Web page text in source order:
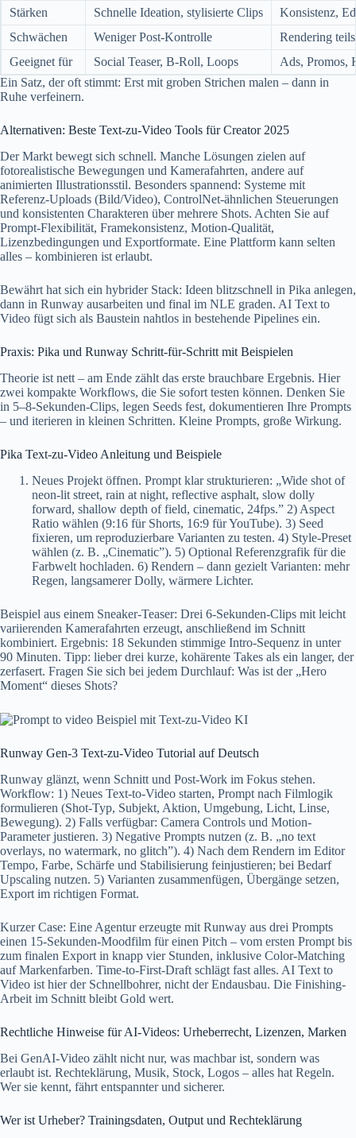
Stärken Schnelle Ideation, stylisierte Clips
Konsistenz,
Schwächen
Weniger Post-Kontrolle
Rendering
Geeignet für
Social Teaser, B-Roll, Loops
Ads, Promos,
Ein Satz, der oft stimmt: Erst mit groben Strichen malen – dann in
Ruhe verfeinern.
Alternativen: Beste Text-zu-Video Tools für Creator 2025
Der Markt bewegt sich schnell. Manche Lösungen zielen auf
fotorealistische Bewegungen und Kamerafahrten, andere auf
animierten Illustrationsstil. Besonders spannend: Systeme mit
Referenz-Uploads (Bild/Video), ControlNet-ähnlichen Steuerungen
und konsistenten Charakteren über mehrere Shots. Achten Sie auf
Prompt-Flexibilität, Framekonsistenz, Motion-Qualität,
Lizenzbedingungen und Exportformate. Eine Plattform kann selten
alles – kombinieren ist erlaubt.
Bewährt hat sich ein hybrider Stack: Ideen blitzschnell in Pika anlegen,
dann in Runway ausarbeiten und final im NLE graden. AI Text to
Video fügt sich als Baustein nahtlos in bestehende Pipelines ein.
Praxis: Pika und Runway Schritt-für-Schritt mit Beispielen
Theorie ist nett – am Ende zählt das erste brauchbare Ergebnis. Hier
zwei kompakte Workflows, die Sie sofort testen können. Denken Sie
in 5–8-Sekunden-Clips, legen Seeds fest, dokumentieren Ihre Prompts
– und iterieren in kleinen Schritten. Kleine Prompts, große Wirkung.
Pika Text-zu-Video Anleitung und Beispiele
Neues Projekt öffnen. Prompt klar strukturieren: „Wide shot of
neon-lit street, rain at night, reflective asphalt, slow dolly
forward, shallow depth of field, cinematic, 24fps.” 2) Aspect
Ratio wählen (9:16 für Shorts, 16:9 für YouTube). 3) Seed
fixieren, um reproduzierbare Varianten zu testen. 4) Style-Preset
wählen (z. B. „Cinematic”). 5) Optional Referenzgrafik für die
Farbwelt hochladen. 6) Rendern – dann gezielt Varianten: mehr
Regen, langsamerer Dolly, wärmere Lichter.
Beispiel aus einem Sneaker-Teaser: Drei 6-Sekunden-Clips mit leicht
variierenden Kamerafahrten erzeugt, anschließend im Schnitt
kombiniert. Ergebnis: 18 Sekunden stimmige Intro-Sequenz in unter
90 Minuten. Tipp: lieber drei kurze, kohärente Takes als ein langer, der
zerfasert. Fragen Sie sich bei jedem Durchlauf: Was ist der „Hero
Moment“ dieses Shots?
Runway Gen-3 Text-zu-Video Tutorial auf Deutsch
Runway glänzt, wenn Schnitt und Post-Work im Fokus stehen.
Workflow: 1) Neues Text-to-Video starten, Prompt nach Filmlogik
formulieren (Shot-Typ, Subjekt, Aktion, Umgebung, Licht, Linse,
Bewegung). 2) Falls verfügbar: Camera Controls und Motion-
Parameter justieren. 3) Negative Prompts nutzen (z. B. „no text
overlays, no watermark, no glitch”). 4) Nach dem Rendern im Editor
Tempo, Farbe, Schärfe und Stabilisierung feinjustieren; bei Bedarf
Upscaling nutzen. 5) Varianten zusammenfügen, Übergänge setzen,
Export im richtigen Format.
Kurzer Case: Eine Agentur erzeugte mit Runway aus drei Prompts
einen 15-Sekunden-Moodfilm für einen Pitch – vom ersten Prompt bis
zum finalen Export in knapp vier Stunden, inklusive Color-Matching
auf Markenfarben. Time-to-First-Draft schlägt fast alles. AI Text to
Video ist hier der Schnellbohrer, nicht der Endausbau. Die Finishing-
Arbeit im Schnitt bleibt Gold wert.
Rechtliche Hinweise für AI-Videos: Urheberrecht, Lizenzen, Marken
Bei GenAI-Video zählt nicht nur, was machbar ist, sondern was
erlaubt ist. Rechteklärung, Musik, Stock, Logos – alles hat Regeln.
Wer sie kennt, fährt entspannter und sicherer.
Wer ist Urheber? Trainingsdaten, Output und Rechteklärung